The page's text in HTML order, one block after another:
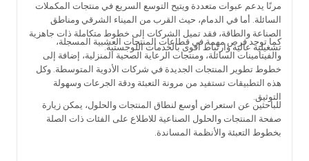
مرنًا يدعم عبوات متعددة ويتيح التوسع السريع في منتجات المكملات
السائلة. أما في الدمام، حيث القرب من الميناء الشرقي ومناطق
الصناعة والطاقة، فقد تميل الشركات إلى خطوط متكاملة ذات جاهزية
تشغيلية عالية وارتباط أقوى بالخدمات اللوجستية.
كما توجد فرص مهمة في قطاعات المنتجات العشبية المسجلة،
والفيتامينات السائلة، ومنتجات الرعاية الصحية المنزلية، إضافة إلى
خطوط تطوير المنتجات الجديدة في شركات الأدوية المتوسطة. وكل
هذه التطبيقات تستفيد من مرونة التعبئة ودقة الجرعات وسهولة
التوثيق.
للباحثين عن استعراض أوسع لنطاق المنتجات والحلول، يمكن زيارة
صفحة المنتجات والحلول الصناعية للاطلاع على الفئات ذات الصلة
بخطوط التعبئة والأنظمة المساندة.